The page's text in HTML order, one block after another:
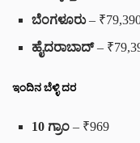
ಬೆಂಗಳೂರು–
ಹೈದರಾಬಾದ್–
ಇಂದಿನ ಬೆಳ್ಳಿ ದರ
10 ಗ್ರಾಂ – ₹969